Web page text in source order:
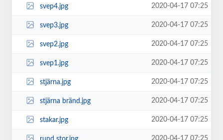
svep4.jpg 2020-04-17 07:25
svep3.jpg 2020-04-17 07:25
svep2.jpg 2020-04-17 07:25
svep1.jpg 2020-04-17 07:25
stjärna.jpg 2020-04-17 07:25
stjärna bränd.jpg 2020-04-17 07:25
stakar.jpg 2020-04-17 07:25
2020-04-17 07:25